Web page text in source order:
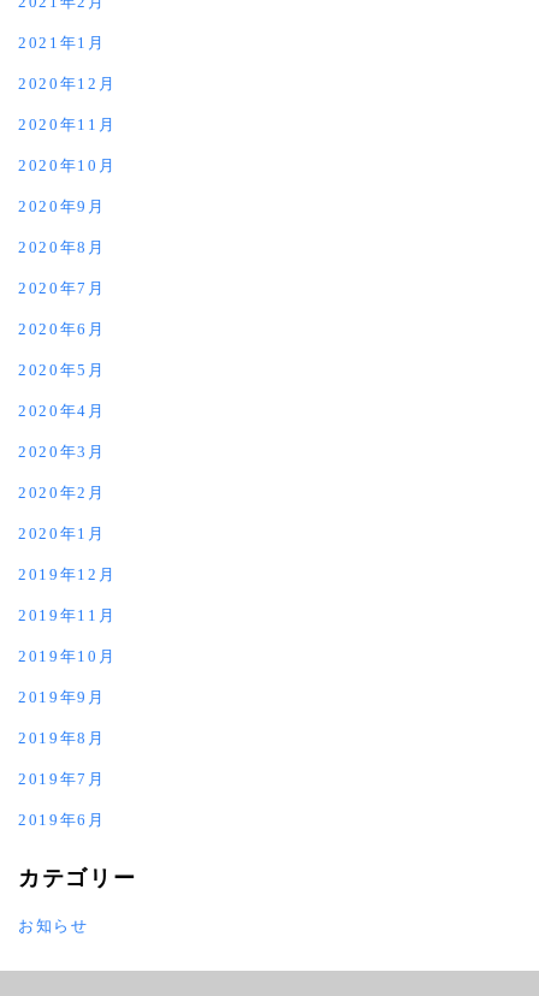
2021年1月
2020年12月
2020年11月
2020年10月
2020年9月
2020年8月
2020年7月
2020年6月
2020年5月
2020年4月
2020年3月
2020年2月
2020年1月
2019年12月
2019年11月
2019年10月
2019年9月
2019年8月
2019年7月
2019年6月
カテゴリー
お知らせ